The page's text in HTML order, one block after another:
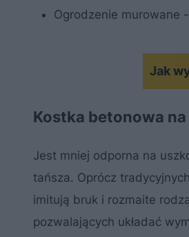
Ogrodzenie murowane
Jak
Kostka betonowa
Jest mniej odporna na
tańsza. Oprócz
imitują bruk i rozmaite
pozwalających układać